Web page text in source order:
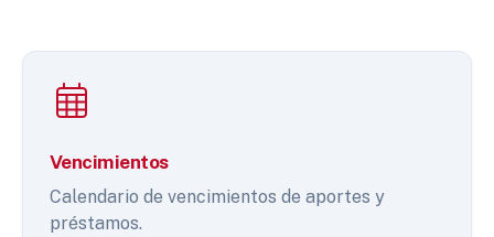
Vencimientos
Calendario de vencimientos de aportes y
préstamos.